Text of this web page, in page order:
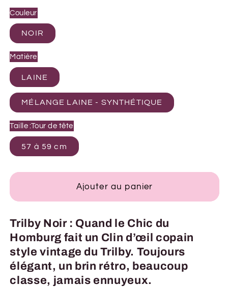
Couleur
NOIR
Matière
LAINE
MÉLANGE LAINE - SYNTHÉTIQUE
Taille :Tour de tête
57 à 59 cm
Ajouter au panier
Trilby Noir : Quand le Chic du
Homburg fait un Clin d’œil copain
style vintage du Trilby. Toujours
élégant, un brin rétro, beaucoup
classe, jamais ennuyeux.